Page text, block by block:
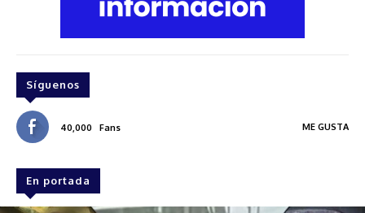
Síguenos
40,000 Fans ME GUSTA
En portada